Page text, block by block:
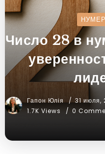
Число 28 в
Гапон Юлія 31 июля,
1.7K Views
0